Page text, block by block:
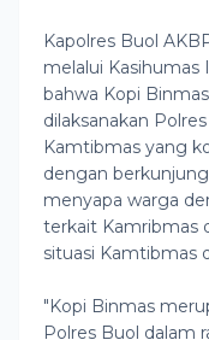
Kapolres Buol
melalui Kasihumas
bahwa Kopi
dilaksanakan
Kamtibmas yang
dengan
menyapa warga
terkait Kamribmas
situasi Kamtibmas
"Kopi Binmas
Polres Buol dalam